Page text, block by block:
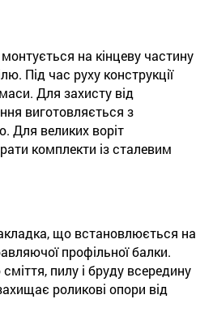
на кінцеву частину
Під час руху конструкції
Для захисту від
виготовляється з
Для великих воріт
комплекти із сталевим
що встановлюється на
профільної балки.
пилу і бруду всередину
роликові опори від